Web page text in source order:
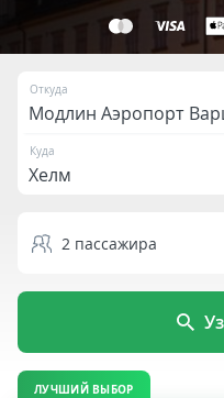
Откуда
Куда
2 пассажира
ЛУЧШИЙ ВЫБОР